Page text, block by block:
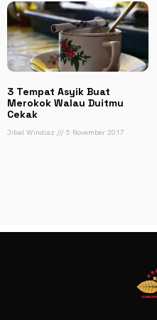
3 Tempat Asyik Buat
Merokok Walau Duitmu
Cekak
Jibal Windiaz 5 November 2017